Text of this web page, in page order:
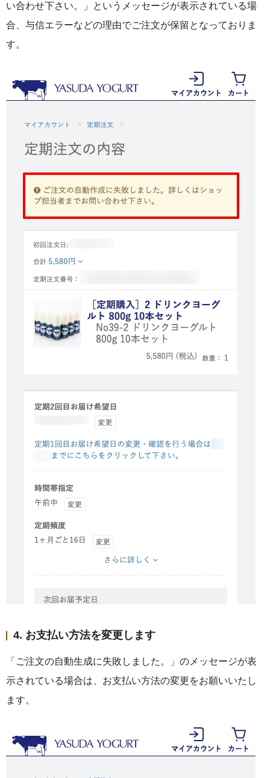
特定商取引法に基づく表記
プライバシーポリシー
お問い合わせ
い合わせ下さい。」というメッセージが表示されている場
合、与信エラーなどの理由でご注文が保留となっておりま
す。
4. お支払い方法を変更します
「ご注文の自動生成に失敗しました。」のメッセージが表
示されている場合は、お支払い方法の変更をお願いいたし
ます。